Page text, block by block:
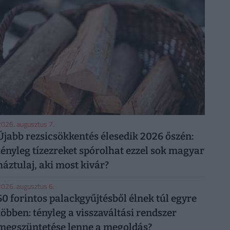
augusztus 7.
rezsicsökkentés élesedik 2026 őszén:
tízezreket spórolhat ezzel sok magyar
aki most kivár?
augusztus 6.
forintos palackgyűjtésből élnek túl egyre
tényleg a visszaváltási rendszer
lenne a megoldás?